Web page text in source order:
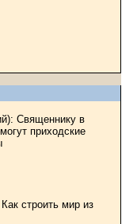
Священнику в
приходские
строить мир из